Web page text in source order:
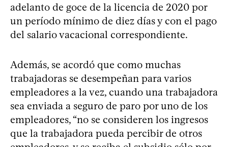
adelanto de goce de la licencia de 2020 por
un período mínimo de diez días y con el pago
del salario vacacional correspondiente.
Además, se acordó que como muchas
trabajadoras se desempeñan para varios
empleadores a la vez, cuando una trabajadora
sea enviada a seguro de paro por uno de los
empleadores, “no se consideren los ingresos
que la trabajadora pueda percibir de otros